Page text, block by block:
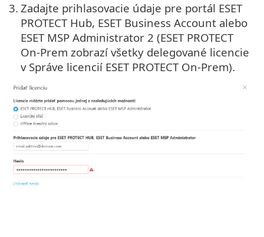
3. Zadajte prihlasovacie údaje pre portál ESET
PROTECT Hub, ESET Business Account alebo
ESET MSP Administrator 2 (ESET PROTECT
On-Prem zobrazí všetky delegované licencie
v Správe licencií ESET PROTECT On-Prem).